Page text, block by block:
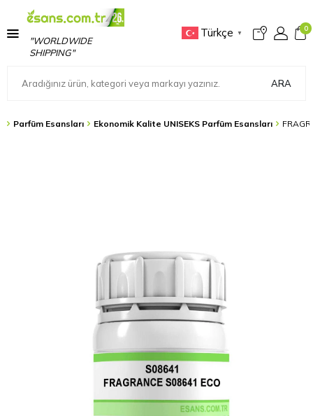
"WORLDWIDE
SHIPPING"
Türkçe ▼
0
ARA
Parfüm Esansları Ekonomik Kalite UNISEKS Parfüm Esansları